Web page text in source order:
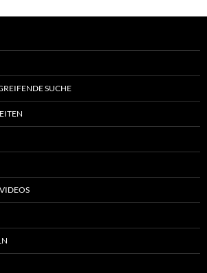
SUCHE